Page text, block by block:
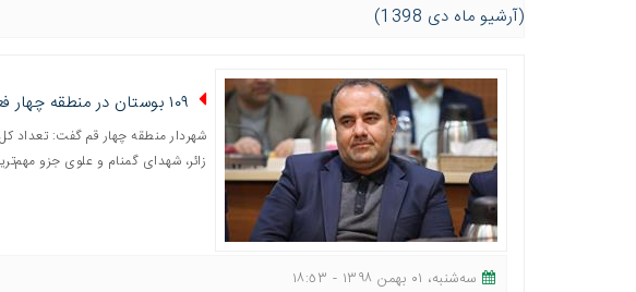
(آرشیو ماه دی 1398)
۱۰۹ بوستان در منطقه چهار فعال است
زائر، شهدای گمنام و علوی جزو
ﺳﻪشنبه، ٠١ بهمن ١٣٩٨ - ١٨:٥٣